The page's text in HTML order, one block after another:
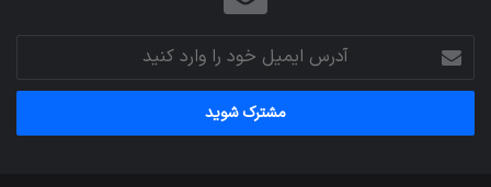
آدرس
ایمیل
خود
وارد